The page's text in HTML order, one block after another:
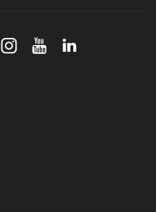
robótica FIRST 2026! (video)